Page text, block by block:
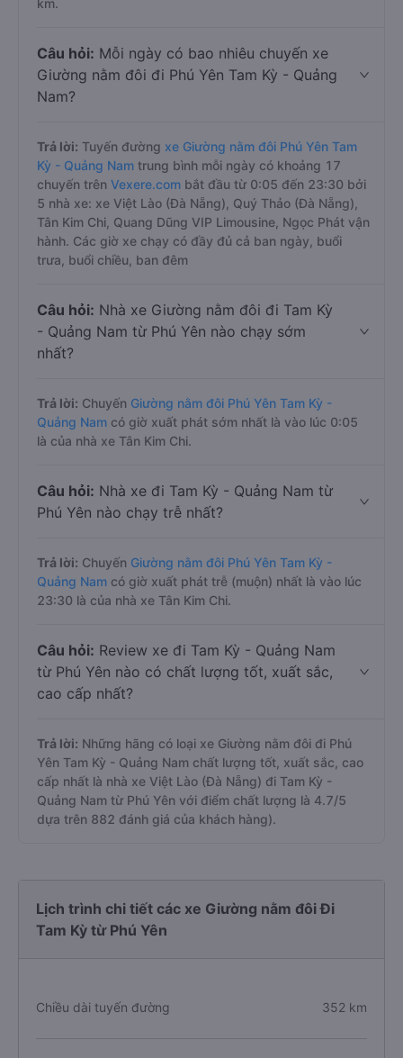
km.
Câu hỏi: Mỗi ngày có bao nhiêu chuyến xe
Giường nằm đôi đi Phú Yên Tam Kỳ - Quảng
Nam?
Trả lời: Tuyến đường xe Giường nằm đôi Phú Yên Tam
Kỳ - Quảng Nam trung bình mỗi ngày có khoảng 17
chuyến trên Vexere.com bắt đầu từ 0:05 đến 23:30 bởi
5 nhà xe: xe Việt Lào (Đà Nẵng), Quý Thảo (Đà Nẵng),
Tân Kim Chi, Quang Dũng VIP Limousine, Ngọc Phát vận
hành. Các giờ xe chạy có đầy đủ cả ban ngày, buổi
trưa, buổi chiều, ban đêm
Câu hỏi: Nhà xe Giường nằm đôi đi Tam Kỳ
- Quảng Nam từ Phú Yên nào chạy sớm
nhất?
Trả lời: Chuyến Giường nằm đôi Phú Yên Tam Kỳ -
Quảng Nam có giờ xuất phát sớm nhất là vào lúc 0:05
là của nhà xe Tân Kim Chi.
Câu hỏi: Nhà xe đi Tam Kỳ - Quảng Nam từ
Phú Yên nào chạy trễ nhất?
Trả lời: Chuyến Giường nằm đôi Phú Yên Tam Kỳ -
Quảng Nam có giờ xuất phát trễ (muộn) nhất là vào lúc
23:30 là của nhà xe Tân Kim Chi.
Câu hỏi: Review xe đi Tam Kỳ - Quảng Nam
từ Phú Yên nào có chất lượng tốt, xuất sắc,
cao cấp nhất?
Trả lời: Những hãng có loại xe Giường nằm đôi đi Phú
Yên Tam Kỳ - Quảng Nam chất lượng tốt, xuất sắc, cao
cấp nhất là nhà xe Việt Lào (Đà Nẵng) đi Tam Kỳ -
Quảng Nam từ Phú Yên với điểm chất lượng là 4.7/5
dựa trên 882 đánh giá của khách hàng).
Lịch trình chi tiết các xe Giường nằm đôi Đi
Tam Kỳ từ Phú Yên
Chiều dài tuyến đường 352 km